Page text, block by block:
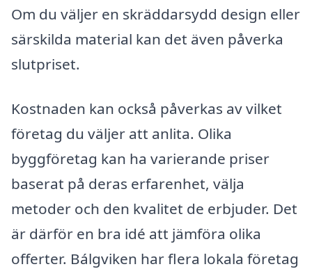
Om du väljer en skräddarsydd design eller
särskilda material kan det även påverka
slutpriset.
Kostnaden kan också påverkas av vilket
företag du väljer att anlita. Olika
byggföretag kan ha varierande priser
baserat på deras erfarenhet, välja
metoder och den kvalitet de erbjuder. Det
är därför en bra idé att jämföra olika
offerter. Bálgviken har flera lokala företag